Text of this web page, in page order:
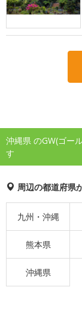
沖縄県 のGW(ゴー
す
周辺の都道府県
九州・沖縄
熊本県
沖縄県